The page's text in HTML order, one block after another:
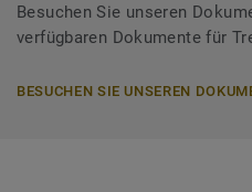
Besuchen Sie unseren
verfügbaren Dokumente für
BESUCHEN SIE UNSEREN